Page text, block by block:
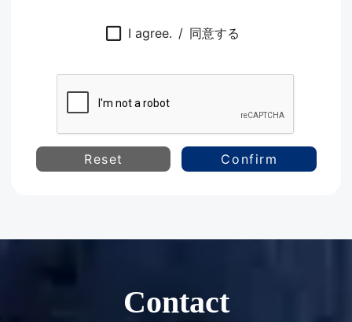
I agree. / 同意する
Reset Confirm
Contact